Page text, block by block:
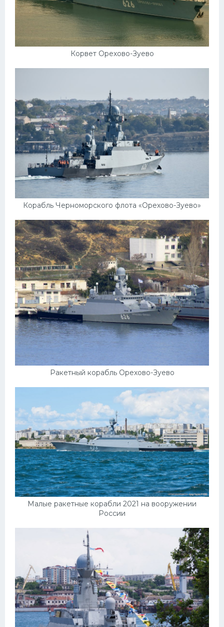
Корвет Орехово-Зуево
Корабль Черноморского флота «Орехово-Зуево»
Ракетный корабль Орехово-Зуево
Малые ракетные корабли 2021 на вооружении
России
Феррари
Мотоциклы
Ява
Эмблемы
Спецтехника